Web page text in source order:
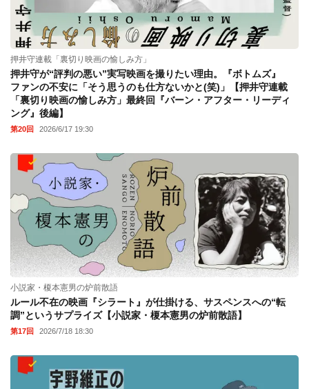
押井守連載「裏切り映画の愉しみ方」
押井守が“評判の悪い”実写映画を撮りたい理由。『ボトムズ』
ファンの不安に「そう思うのも仕方ないかと(笑)」【押井守連載
「裏切り映画の愉しみ方」最終回『バーン・アフター・リーディ
ング』後編】
第20回 2026/6/17 19:30
小説家・榎本憲男の炉前散語
ルール不在の映画『シラート』が仕掛ける、サスペンスへの“転
調”というサプライズ【小説家・榎本憲男の炉前散語】
第17回 2026/7/18 18:30